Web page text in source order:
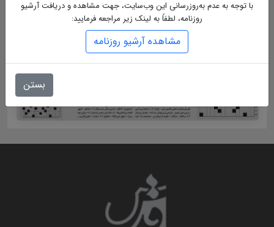
با توجه به عدم به‌روزرسانی این وب‌سایت، جهت مشاهده و دریافت آرشیو
روزنامه، لطفاً به لینک زیر مراجعه فرمایید:
مشاهده آرشیو روزنامه
بستن